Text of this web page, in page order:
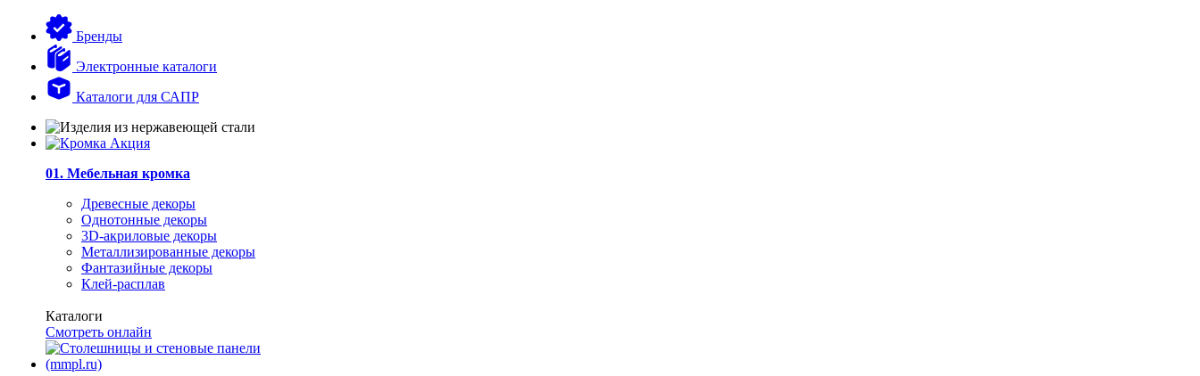
Бренды
Электронные каталоги
Каталоги для САПР
01. Мебельная кромка
Древесные декоры
Однотонные декоры
3D-акриловые декоры
Металлизированные декоры
Фантазийные декоры
Клей-расплав
Каталоги
Смотреть онлайн